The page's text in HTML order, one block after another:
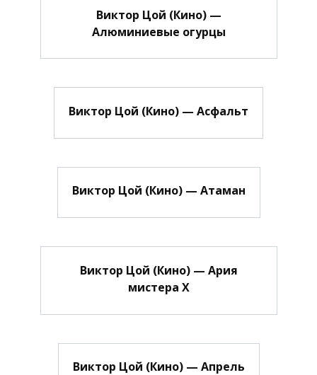
Виктор Цой (Кино) —
Алюминиевые огурцы
Виктор Цой (Кино) — Асфальт
Виктор Цой (Кино) — Атаман
Виктор Цой (Кино) — Ария
мистера Х
Виктор Цой (Кино) — Апрель